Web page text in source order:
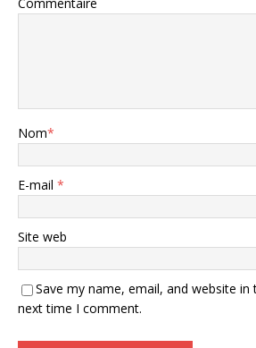
Nom*
E-mail *
Site web
Save my name, email, and website
next time I comment.